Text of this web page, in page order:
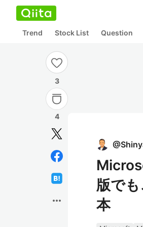
Trend Stock List Question
3
4
more_horiz
@
版で
本